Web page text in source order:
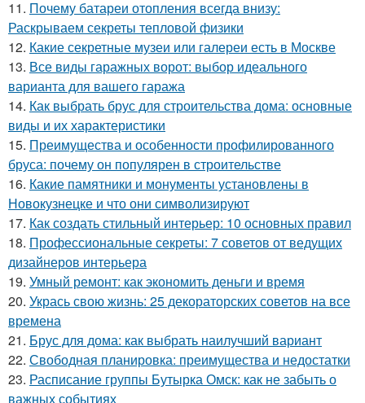
11. Почему батареи отопления всегда внизу:
Раскрываем секреты тепловой физики
12. Какие секретные музеи или галереи есть в Москве
13. Все виды гаражных ворот: выбор идеального
варианта для вашего гаража
14. Как выбрать брус для строительства дома: основные
виды и их характеристики
15. Преимущества и особенности профилированного
бруса: почему он популярен в строительстве
16. Какие памятники и монументы установлены в
Новокузнецке и что они символизируют
17. Как создать стильный интерьер: 10 основных правил
18. Профессиональные секреты: 7 советов от ведущих
дизайнеров интерьера
19. Умный ремонт: как экономить деньги и время
20. Укрась свою жизнь: 25 декораторских советов на все
времена
21. Брус для дома: как выбрать наилучший вариант
22. Свободная планировка: преимущества и недостатки
23. Расписание группы Бутырка Омск: как не забыть о
важных событиях